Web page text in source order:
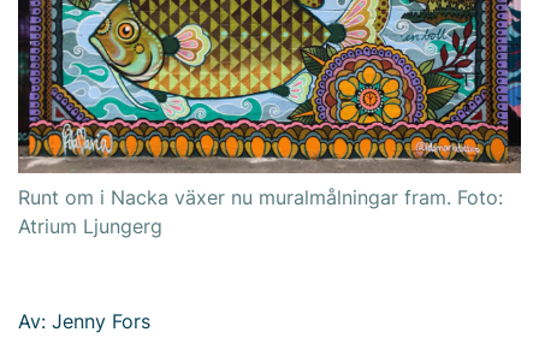
Runt om i Nacka växer nu muralmålningar fram. Foto:
Atrium Ljungerg
Av: Jenny Fors